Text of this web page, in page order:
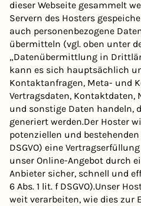
dieser Webseite gesammelt
Servern des Hosters
auch personenbezogene
übermitteln (vgl. oben unter
„Datenübermittlung in
kann es sich hauptsächlich
Kontaktanfragen, Meta- und
Vertragsdaten, Kontaktdaten,
und sonstige Daten handeln,
generiert werden.Der Hoster
potenziellen und bestehenden
DSGVO) eine
unser Online-Angebot durch
Anbieter sicher, schnell und
6 Abs. 1 lit. f DSGVO).Unser
weit verarbeiten, wie dies zur